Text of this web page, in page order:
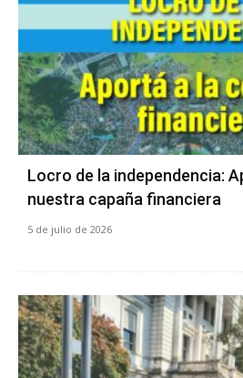
Locro de la independencia:
nuestra capaña financiera
5 de julio de 2026